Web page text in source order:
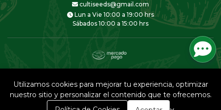
cultiseeds@gmail.com
Lun a Vie 10:00 a 19:00 hrs
Sábados 10:00 a 15:00 hrs
Creado porBsale
0
Utilizamos cookies para mejorar tu experiencia, optimizar
nuestro sitio y personalizar el contenido que te ofrecemos.